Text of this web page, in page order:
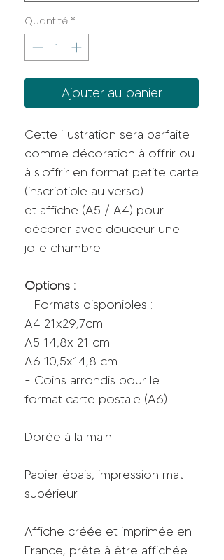
Quantité *
Ajouter au panier
Cette illustration sera parfaite
comme décoration à offrir ou
à s'offrir en format petite carte
(inscriptible au verso)
et affiche (A5 / A4) pour
décorer avec douceur une
jolie chambre
Options :
- Formats disponibles :
A4 21x29,7cm
A5 14,8x 21 cm
A6 10,5x14,8 cm
- Coins arrondis pour le
format carte postale (A6)
Dorée à la main
Papier épais, impression mat
supérieur
Affiche créée et imprimée en
France, prête à être affichée